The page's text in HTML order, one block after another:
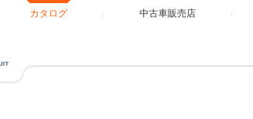
カタログ 中古車販売店